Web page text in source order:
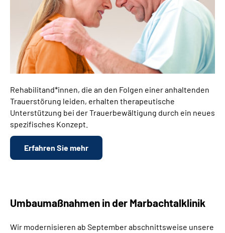
Rehabilitand*innen, die an den Folgen einer anhaltenden
Trauerstörung leiden, erhalten therapeutische
Unterstützung bei der Trauerbewältigung durch ein neues
spezifisches Konzept.
Erfahren Sie mehr
Umbaumaßnahmen in der Marbachtalklinik
Wir modernisieren ab September abschnittsweise unsere